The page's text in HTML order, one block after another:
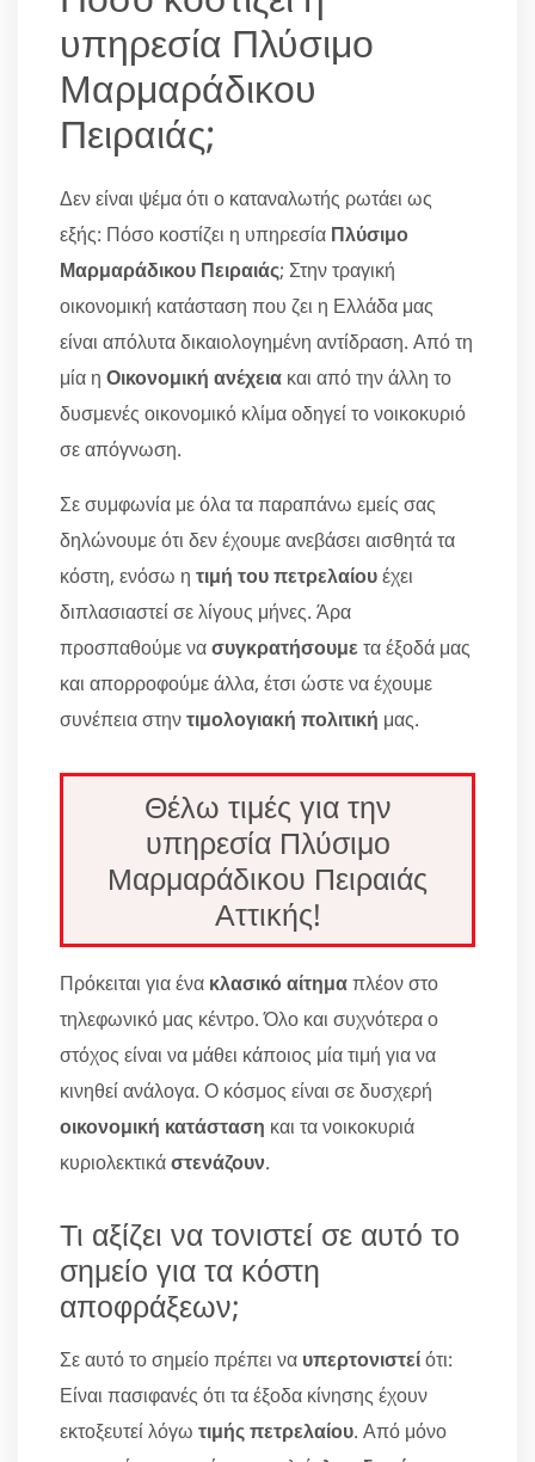
υπηρεσία Πλύσιμο
Μαρμαράδικου
Πειραιάς;
Δεν είναι ψέμα ότι ο καταναλωτής ρωτάει ως
εξής: Πόσο κοστίζει η υπηρεσία Πλύσιμο
Μαρμαράδικου Πειραιάς; Στην τραγική
οικονομική κατάσταση που ζει η Ελλάδα μας
είναι απόλυτα δικαιολογημένη αντίδραση. Από τη
μία η Οικονομική ανέχεια και από την άλλη το
δυσμενές οικονομικό κλίμα οδηγεί το νοικοκυριό
σε απόγνωση.
Σε συμφωνία με όλα τα παραπάνω εμείς σας
δηλώνουμε ότι δεν έχουμε ανεβάσει αισθητά τα
κόστη, ενόσω η τιμή του πετρελαίουέχει
διπλασιαστεί σε λίγους μήνες. Άρα
προσπαθούμε νασυγκρατήσουμε τα έξοδά μας
και απορροφούμε άλλα, έτσι ώστε να έχουμε
συνέπεια στηντιμολογιακή πολιτική μας.
Θέλω τιμές για την
υπηρεσία Πλύσιμο
Μαρμαράδικου Πειραιάς
Αττικής!
Πρόκειται για ένα κλασικό αίτημαπλέον στο
τηλεφωνικό μας κέντρο. Όλο και συχνότερα ο
στόχος είναι να μάθει κάποιος μία τιμή για να
κινηθεί ανάλογα. Ο κόσμος είναι σε δυσχερή
οικονομική κατάσταση και τα νοικοκυριά
κυριολεκτικάστενάζουν.
Τι αξίζει να τονιστεί σε αυτό το
σημείο για τα κόστη
αποφράξεων;
Σε αυτό το σημείο πρέπει να υπερτονιστείότι:
Είναι πασιφανές ότι τα έξοδα κίνησης έχουν
εκτοξευτεί λόγω τιμής πετρελαίου. Από μόνο